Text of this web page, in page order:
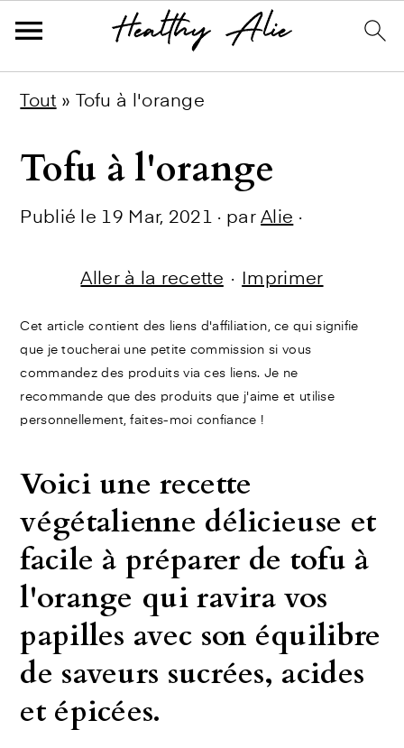
primary
main
primary
Tout » Tofu à l'orange
Tofu à l'orange
Publié le 19 Mar, 2021 · parAlie ·
Aller à la recette · Imprimer
Cet article contient des liens d'affiliation, ce qui signifie
que je toucherai une petite commission si vous
commandez des produits via ces liens. Je ne
recommande que des produits que j'aime et utilise
personnellement, faites-moi confiance !
Voici une recette
végétalienne délicieuse et
facile à préparer de tofu à
l'orange qui ravira vos
papilles avec son équilibre
de saveurs sucrées, acides
et épicées.